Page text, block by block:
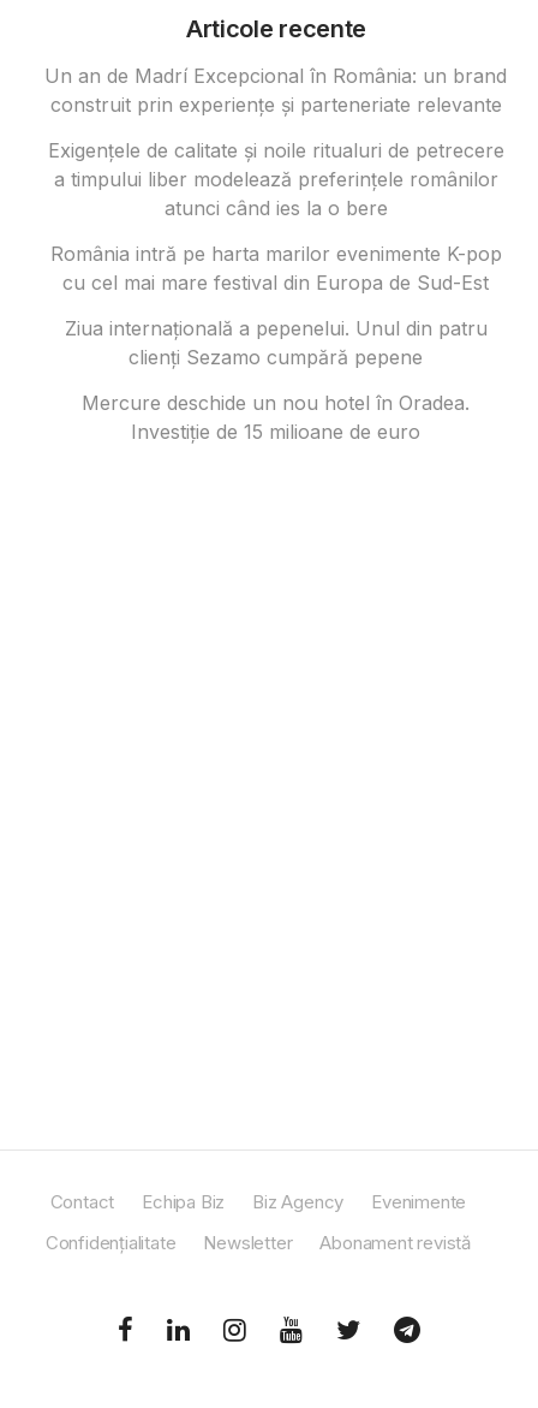
Articole recente
Un an de Madrí Excepcional în România: un brand
construit prin experiențe și parteneriate relevante
Exigențele de calitate și noile ritualuri de petrecere
a timpului liber modelează preferințele românilor
atunci când ies la o bere
România intră pe harta marilor evenimente K-pop
cu cel mai mare festival din Europa de Sud-Est
Ziua internațională a pepenelui. Unul din patru
clienți Sezamo cumpără pepene
Mercure deschide un nou hotel în Oradea.
Investiție de 15 milioane de euro
Contact Echipa Biz Biz Agency
Evenimente
Confidențialitate
Newsletter Abonament revistă